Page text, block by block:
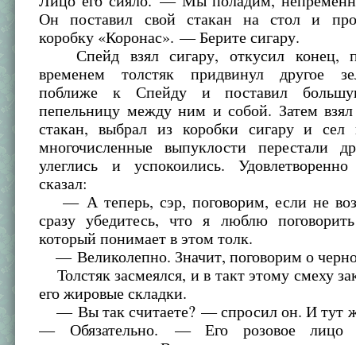
Он поставил свой стакан на стол и
коробку «Коронас». — Берите сигару.
Спейд взял сигару, откусил конец,
временем толстяк придвинул другое
поближе к Спейду и поставил
пепельницу между ним и собой. Затем
стакан, выбрал из коробки сигару и сел
многочисленные выпуклости перестали
улеглись и успокоились.
сказал:
— А теперь, сэр, поговорим, если не
сразу убедитесь, что я люблю
который понимает в этом толк.
— Великолепно. Значит, поговорим о
Толстяк засмеялся, и в такт этому смеху
его жировые складки.
— Вы так считаете? — спросил он. И тут
— Обязательно. — Его розовое лицо